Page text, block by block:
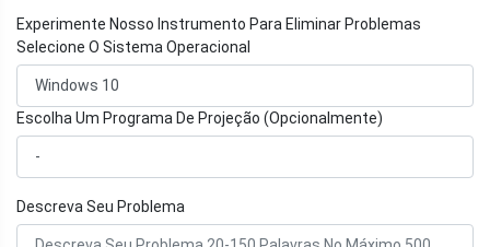
Experimente Nosso Instrumento Para Eliminar Problemas
Selecione O Sistema Operacional
Escolha Um Programa De Projeção (Opcionalmente)
Descreva Seu Problema